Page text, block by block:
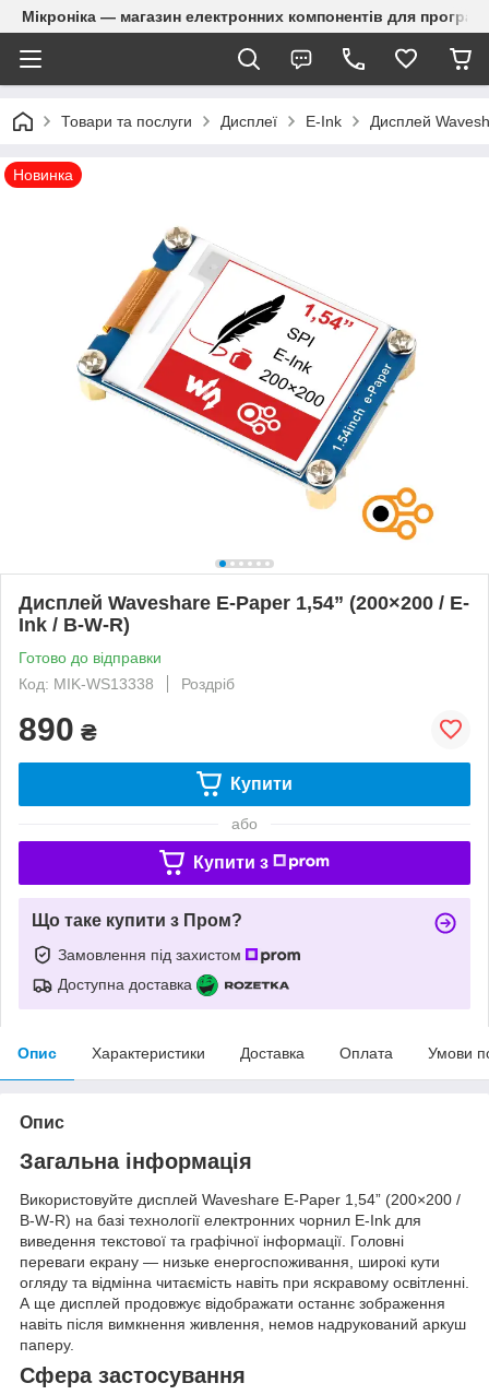
Мікроніка — магазин електронних компонентів для
Товари та послуги Дисплеї E-Ink Дисплей
Новинка
Дисплей Waveshare E-Paper 1,54” (200×200 / E-
Ink / B-W-R)
Готово до відправки
Код: MIK-WS13338
Роздріб
890 ₴
Купити
або
Купити з
Що таке купити з Пром?
Замовлення під захистом
Доступна доставка
Опис Характеристики Доставка Оплата Умови
Опис
Загальна інформація
Використовуйте дисплей Waveshare E-Paper 1,54” (200×200 /
B-W-R) на базі технології електронних чорнил E-Ink для
виведення текстової та графічної інформації. Головні
переваги екрану — низьке енергоспоживання, широкі кути
огляду та відмінна читаємість навіть при яскравому освітленні.
А ще дисплей продовжує відображати останнє зображення
навіть після вимкнення живлення, немов надрукований аркуш
паперу.
Сфера застосування